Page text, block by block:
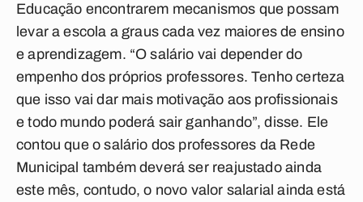
Educação encontrarem mecanismos que possam
levar a escola a graus cada vez maiores de ensino
e aprendizagem. “O salário vai depender do
empenho dos próprios professores. Tenho certeza
que isso vai dar mais motivação aos profissionais
e todo mundo poderá sair ganhando”, disse. Ele
contou que o salário dos professores da Rede
Municipal também deverá ser reajustado ainda
este mês, contudo, o novo valor salarial ainda está